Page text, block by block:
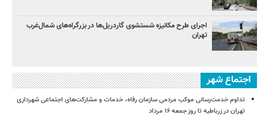
اجرای طرح مکانیزه شستشوی گاردریل‌ها در بزرگراه‌های شمال‌غرب
تهران
اجتماع شهر
تداوم خدمت‌رسانی موکب مردمی سازمان رفاه، خدمات و مشارکت‌های اجتماعی شهرداری
تهران در زرباطیه تا روز جمعه ۱۶ مرداد